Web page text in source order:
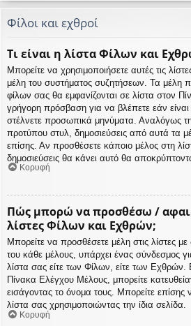
Φίλοι και εχθροί
Τι είναι η λίστα Φίλων και
Μπορείτε να χρησιμοποιήσετε αυτές τις
μέλη του συστήματος συζητήσεων. Τα μέλη
φίλων σας θα εμφανίζονται σε λίστα στον
γρήγορη πρόσβαση για να βλέπετε εάν είναι
στέλνετε προσωπικά μηνύματα. Αναλόγως
προτύπου στυλ, δημοσιεύσεις από αυτά τα
επίσης. Αν προσθέσετε κάποιο μέλος στη
δημοσιεύσεις θα κάνει αυτό θα
Κορυφή
Πώς μπορώ να προσθέσω /
λίστες Φίλων και Εχθρών;
Μπορείτε να προσθέσετε μέλη στις λίστες
του κάθε μέλους, υπάρχει ένας σύνδεσμος
λίστα σας είτε των Φίλων, είτε των
Πίνακα Ελέγχου Μέλους, μπορείτε
εισάγοντας το όνομα τους. Μπορείτε
λίστα σας χρησιμοποιώντας την ίδια σελίδα.
Κορυφή